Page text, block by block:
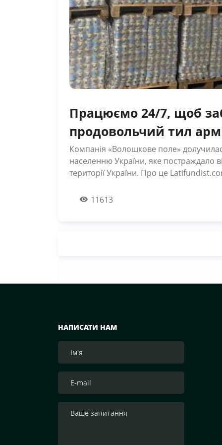
Працюємо 24/7, щоб
продовольчий тил
гендиректор компанії
поле
Компанія «Волошкове поле»
населенню України, яке постраждало
території України. Про це
ніколи раніше. Вже шосту добу наші
стримують наступ ворожих
доставка зараз непроста, але за
вирішує всі ці питання.
11613
НАПИСАТИ НАМ